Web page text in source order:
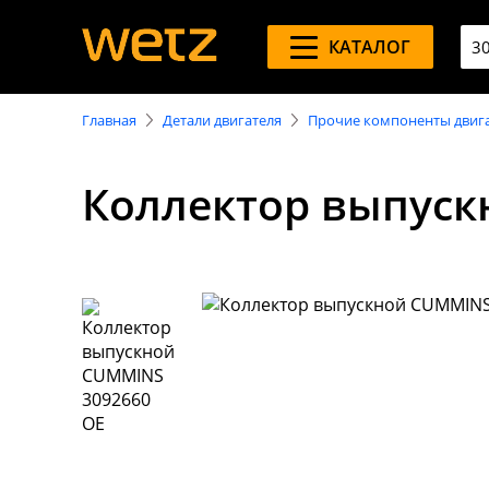
КАТАЛОГ
Главная Детали двигателя Прочие компоненты
Коллектор